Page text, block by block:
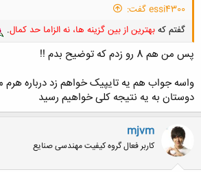
essi4300 گفت:
گفتم کهبهترین از بین گزینه ها، نه الزاما حد کمال.
پس من هم 8 رو زدم که توضیح بدم !!
واسه جواب هم یه تایپیک خواهم زد درباره هرم
دوستان به یه نتیجه کلی خواهیم رسید
mjvm
کاربر فعال گروه کیفیت مهندسی صنایع